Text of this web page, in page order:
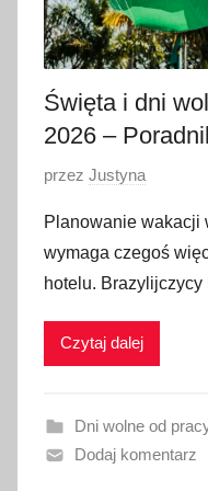
Święta i dni
2026 –
O
u
b
l
i
a
n
przez Justyna
Planowanie wakacji
wymaga czegoś
hotelu.
Czytaj dalej
Dni wolne od
Dodaj komentarz